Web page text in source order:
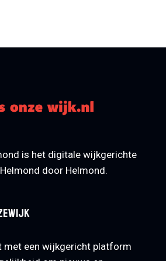
is het digitale wijkgerichte
door Helmond.
met een wijkgericht platform